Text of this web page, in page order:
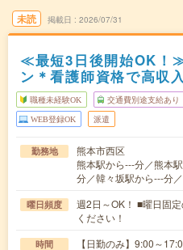
未読 掲載日 2026/07/31
≪最短3日後開始OK！
ン＊看護師資格で高収
職種未経験OK 交通費別途支給あり
WEB登録OK 派遣
勤務地
熊本市西区
熊本駅から---分／熊本
分／韓々坂駅から---分
曜日頻度
週2日～OK！ ■曜日固
ください！
時間 【日勤のみ】9:00～